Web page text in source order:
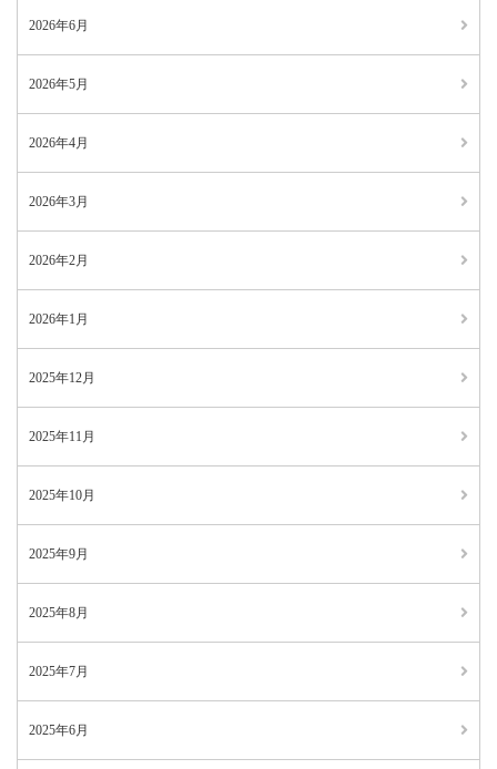
2026年6月
2026年5月
2026年4月
2026年3月
2026年2月
2026年1月
2025年12月
2025年11月
2025年10月
2025年9月
2025年8月
2025年7月
2025年6月